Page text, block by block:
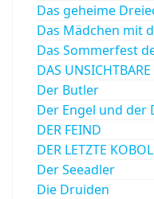
Das geheime
Das Mädchen mit
Das Sommerfest
DAS UNSICHTBARE
Der Butler
Der Engel und der
DER FEIND
DER LETZTE
Der Seeadler
Die Druiden